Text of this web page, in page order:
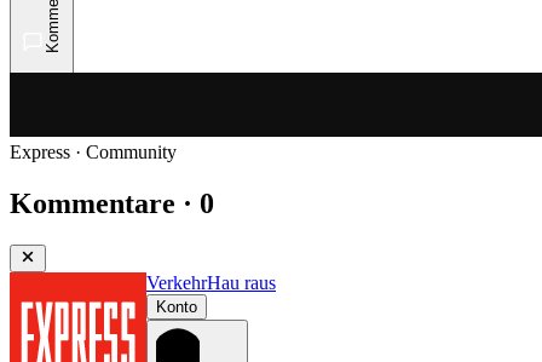
Express · Community
Kommentare · 0
VerkehrHau raus
Konto